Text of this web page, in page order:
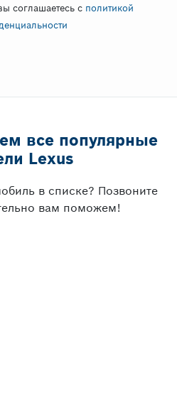
соглашаетесь с политикой
все популярные
Lexus
в списке? Позвоните
вам поможем!